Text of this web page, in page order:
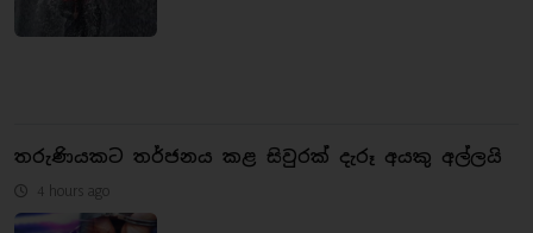
තරුණියකට තර්ජනය කළ සිවුරක් දැරූ අයකු අල්ලයි
4 hours ago